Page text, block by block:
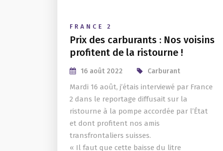
FRANCE 2
Prix des carburants : Nos voisins
profitent de la ristourne !
16 août 2022 Carburant
Mardi 16 août, j’étais interviewé par France
2 dans le reportage diffusait sur la
ristourne à la pompe accordée par l’État
et dont profitent nos amis
transfrontaliers suisses.
« Il faut que cette baisse du litre